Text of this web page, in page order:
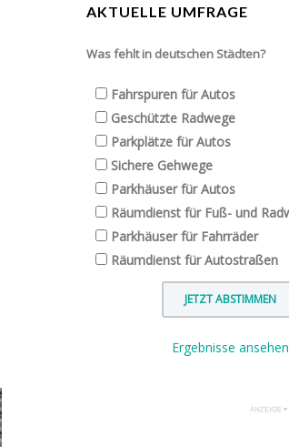
AKTUELLE UMFRAGE
Was fehlt in deutschen Städten?
Fahrspuren für Autos
Geschützte Radwege
Parkplätze für Autos
Sichere Gehwege
Parkhäuser für Autos
Räumdienst für Fuß- und
Parkhäuser für Fahrräder
Räumdienst für Autostraßen
Ergebnisse ansehen